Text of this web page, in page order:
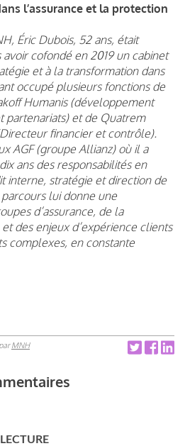
l’assurance et la protection
Éric Dubois, 52 ans, était
cofondé en 2019 un cabinet
et à la transformation dans
occupé plusieurs fonctions de
Humanis (développement
partenariats) et de Quatrem
financier et contrôle).
AGF (groupe Allianz) où il a
ans des responsabilités en
interne, stratégie et direction de
lui donne une
d’assurance, de la
des enjeux d’expérience clients
complexes, en constante
MNH